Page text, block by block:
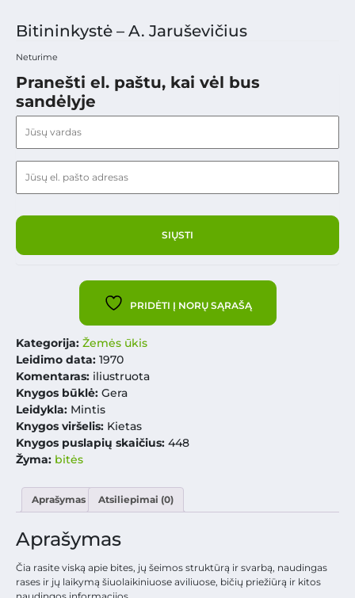
Bitininkystė – A. Jaruševičius
Neturime
Pranešti el. paštu, kai vėl bus
sandėlyje
PRIDĖTI Į NORŲ SĄRAŠĄ
Kategorija: Žemės ūkis
Leidimo data: 1970
Komentaras: iliustruota
Knygos būklė: Gera
Leidykla: Mintis
Knygos viršelis: Kietas
Knygos puslapių skaičius: 448
Žyma: bitės
Aprašymas Atsiliepimai (0)
Aprašymas
Čia rasite viską apie bites, jų šeimos struktūrą ir svarbą, naudingas
rases ir jų laikymą šiuolaikiniuose aviliuose, bičių priežiūrą ir kitos